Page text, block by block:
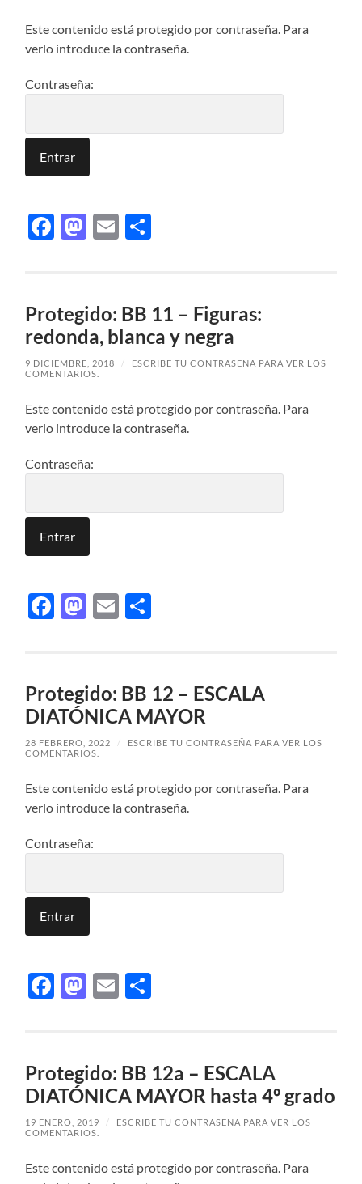
Este contenido está protegido por contraseña. Para
verlo introduce la contraseña.
Contraseña:
Facebook
Mastodon
Email
Protegido: BB 11 – Figuras:
redonda, blanca y negra
9 DICIEMBRE, 2018 /
ESCRIBE TU CONTRASEÑA PARA VER LOS
COMENTARIOS.
Este contenido está protegido por contraseña. Para
verlo introduce la contraseña.
Contraseña:
Facebook
Mastodon
Email
Protegido: BB 12 – ESCALA
DIATÓNICA MAYOR
28 FEBRERO, 2022 /
ESCRIBE TU CONTRASEÑA PARA VER LOS
COMENTARIOS.
Este contenido está protegido por contraseña. Para
verlo introduce la contraseña.
Contraseña:
Facebook
Mastodon
Email
Protegido: BB 12a – ESCALA
DIATÓNICA MAYOR hasta 4º grado
19 ENERO, 2019 /
ESCRIBE TU CONTRASEÑA PARA VER LOS
COMENTARIOS.
Este contenido está protegido por contraseña. Para